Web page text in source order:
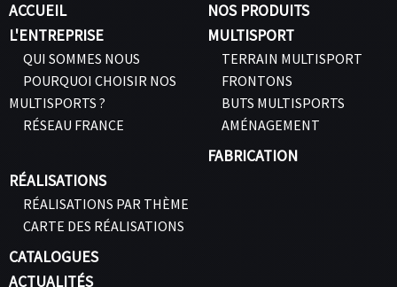
ACCUEIL
L'ENTREPRISE
QUI SOMMES NOUS
POURQUOI CHOISIR NOS
MULTISPORTS ?
RÉSEAU FRANCE
NOS PRODUITS
MULTISPORT
TERRAIN MULTISPORT
FRONTONS
BUTS MULTISPORTS
AMÉNAGEMENT
FABRICATION
RÉALISATIONS
RÉALISATIONS PAR THÈME
CARTE DES RÉALISATIONS
CATALOGUES
ACTUALITÉS